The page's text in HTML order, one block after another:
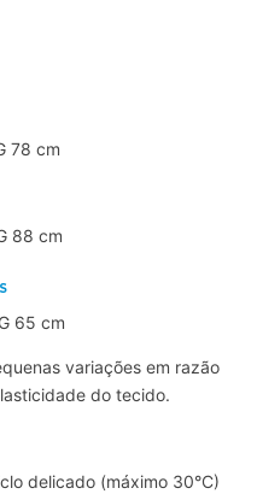
78 cm
88 cm
65 cm
variações em razão
do tecido.
delicado (máximo 30°C)